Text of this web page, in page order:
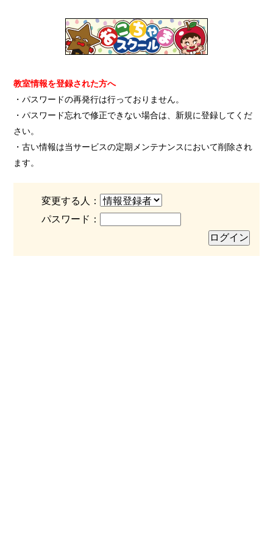
教室情報を登録された方へ
・パスワードの再発行は行っておりません。
・パスワード忘れで修正できない場合は、新規に登録してくだ
さい。
・古い情報は当サービスの定期メンテナンスにおいて削除され
ます。
変更する人：
パスワード：